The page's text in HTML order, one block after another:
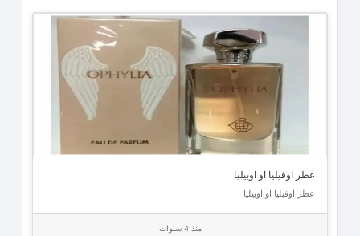
عطر اوفيليا او اوبيليا
عطر اوفيليا او اوبيليا
منذ 4 سنوات